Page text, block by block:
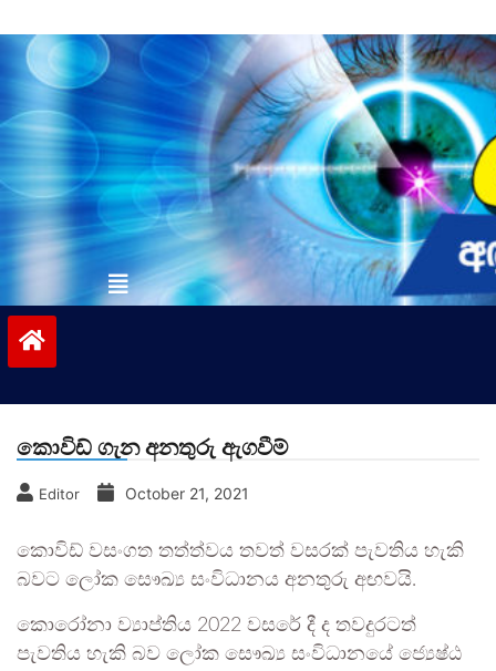
to
contentvinivida.lk
කොවිඩ් ගැන අනතුරු ඇගවීම්
Editor October 21, 2021
කොවිඩ් වසංගත තත්ත්වය තවත් වසරක් පැවතිය හැකි
බවට ලෝක සෞඛ්‍ය සංවිධානය අනතුරු අඟවයි.
කොරෝනා ව්‍යාප්තිය 2022 වසරේ දී ද තවදුරටත්
පැවතිය හැකි බව ලෝක සෞඛ්‍ය සංවිධානයේ ජ්‍යෙෂ්ඨ